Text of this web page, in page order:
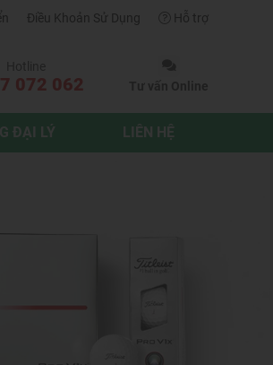
Điều Khoản Sử Dụng Hỗ trợ
072 062
ĐẠI LÝ LIÊN HỆ